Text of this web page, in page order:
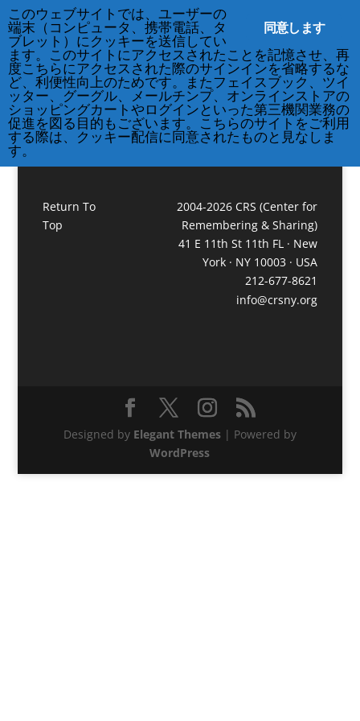
212-677-8621 info@crsny.org
arrow-down-icon
Return To
Top
2004-2026 CRS (Center for
Remembering & Sharing)
41 E 11th St 11th FL · New
York · NY 10003 · USA
212-677-8621
info@crsny.org
Designed by Elegant Themes| Powered by
WordPress
同意します
このウェブサイトでは、ユーザーの
端末（コンピュータ、携帯電話、タ
ブレット）にクッキーを送信してい
ます。このサイトにアクセスされたことを記憶させ、再
度こちらにアクセスされた際のサインインを省略するな
ど、利便性向上のためです。またフェイスブック、ツイ
ッター、グーグル、メールチンプ、オンラインストアの
ショッピングカートやログインといった第三機関業務の
促進を図る目的もございます。こちらのサイトをご利用
する際は、クッキー配信に同意されたものと見なしま
す。